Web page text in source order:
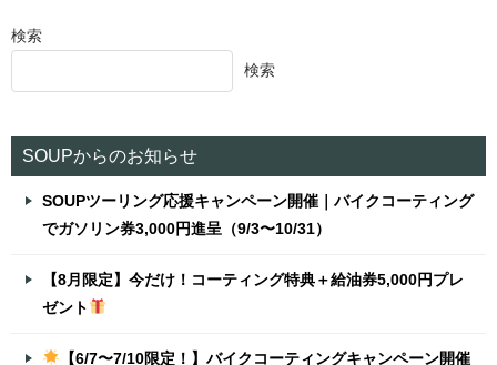
検索
検索
SOUPからのお知らせ
SOUPツーリング応援キャンペーン開催｜バイクコーティング
でガソリン券3,000円進呈（9/3〜10/31）
【8月限定】今だけ！コーティング特典＋給油券5,000円プレ
ゼント
【6/7〜7/10限定！】バイクコーティングキャンペーン開催